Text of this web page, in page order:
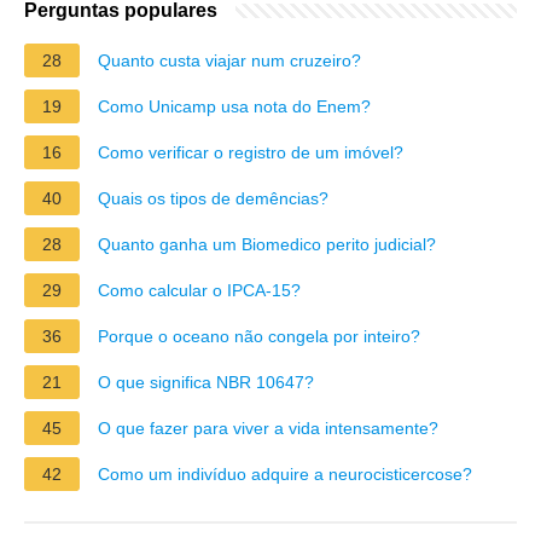
Perguntas populares
28 Quanto custa viajar num cruzeiro?
19 Como Unicamp usa nota do Enem?
16 Como verificar o registro de um imóvel?
40 Quais os tipos de demências?
28 Quanto ganha um Biomedico perito judicial?
29 Como calcular o IPCA-15?
36 Porque o oceano não congela por inteiro?
21 O que significa NBR 10647?
45 O que fazer para viver a vida intensamente?
42 Como um indivíduo adquire a neurocisticercose?